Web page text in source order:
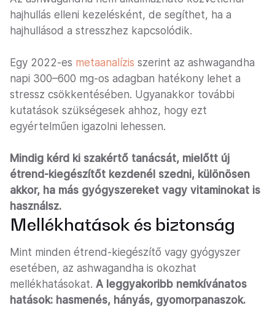
hajhullás elleni kezelésként, de segíthet, ha a
hajhullásod a stresszhez kapcsolódik.
Egy 2022-es metaanalízis szerint az ashwagandha
napi 300–600 mg-os adagban hatékony lehet a
stressz csökkentésében. Ugyanakkor további
kutatások szükségesek ahhoz, hogy ezt
egyértelműen igazolni lehessen.
Mindig kérd ki szakértő tanácsát, mielőtt új
étrend-kiegészítőt kezdenél szedni, különösen
akkor, ha más gyógyszereket vagy vitaminokat is
használsz.
Mellékhatások és biztonság
Mint minden étrend-kiegészítő vagy gyógyszer
esetében, az ashwagandha is okozhat
mellékhatásokat. A leggyakoribb nemkívánatos
hatások: hasmenés, hányás, gyomorpanaszok.